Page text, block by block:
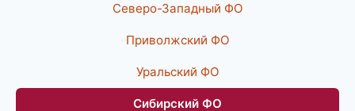
Северо-Западный ФО
Приволжский ФО
Уральский ФО
Сибирский ФО